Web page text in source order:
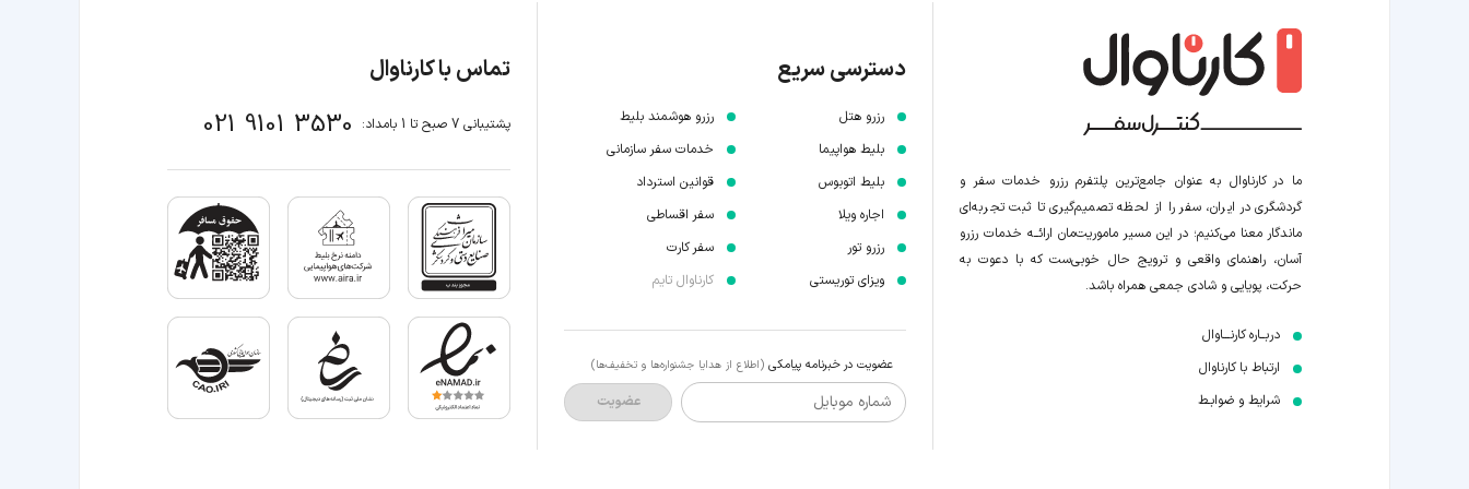
ما در کارناوال به عنوان جامع‌ترین پلتفرم رزرو خدمات سفر و
گردشگری در ایران، سفر را از لحظه‌ تصمیم‌گیری تا ثبت تجربه‌ای
ماندگار معنا می‌کنیم؛ در این مسیر‍ ماموریت‌مان اراﺋــﻪ خدمات رزرو
آسان، راهنمای واقعی و ترویج حال خوبی‌ست که با دعوت به
حرکت، پویایی و شادی جمعی همراه باشد.
دربــاره کارنـــاوال
ارتباط با کارناوال
شرایط و ضوابـط
دسترسی سریع
رزرو هتل
بلیط هواپیما
بلیط اتوبوس
اجاره ویلا
رزرو تور
ویزای توریستی
رزرو هوشمند بلیط
خدمات سفر سازمانی
قوانین استرداد
سفر اقساطی
سفر کارت
کارناوال تایم
عضویت در خبرنامه پیامکی (اطلاع از هدایا جشنواره‌ها و تخفیف‌ها)
شماره موبایل عضویت
تماس با کارناوال
پشتیبانی 7 صبح تا 1 بامداد: 021 9101 3530